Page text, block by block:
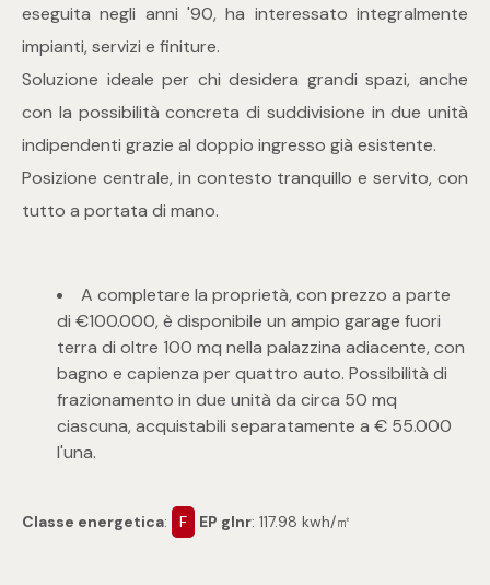
eseguita negli anni '90, ha interessato integralmente
impianti, servizi e finiture.
Soluzione ideale per chi desidera grandi spazi, anche
con la possibilità concreta di suddivisione in due unità
indipendenti grazie al doppio ingresso già esistente.
Posizione centrale, in contesto tranquillo e servito, con
tutto a portata di mano.
A completare la proprietà, con prezzo a parte
di €100.000, è disponibile un ampio garage fuori
terra di oltre 100 mq nella palazzina adiacente, con
bagno e capienza per quattro auto. Possibilità di
frazionamento in due unità da circa 50 mq
ciascuna, acquistabili separatamente a € 55.000
l'una.
Classe energetica: F EP glnr: 117.98 kwh/㎡
5+
Bagni
2
3
4